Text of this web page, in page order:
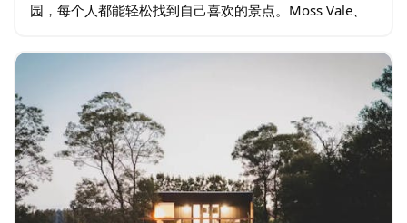
园，每个人都能轻松找到自己喜欢的景点。Moss Vale、